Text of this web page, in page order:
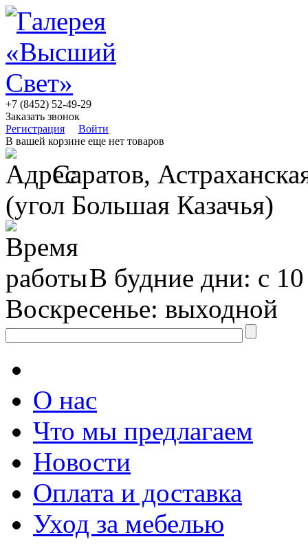
+7 (8452) 52-49-29
Заказать звонок
Регистрация
Войти
В вашей корзине еще нет товаров
Саратов,
(угол Большая Казачья)
В будние дни: с
Воскресенье: выходной
О нас
Что мы предлагаем
Новости
Оплата и доставка
Уход за мебелью